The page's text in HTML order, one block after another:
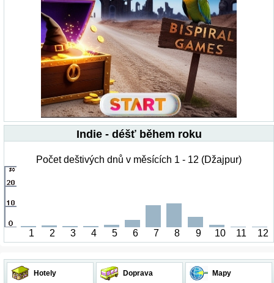
Indie - déšť během roku
Počet deštivých dnů v měsících 1 - 12 (Džajpur)
1 2 3 4 5 6 7 8 9 10 11 12
Hotely Doprava Mapy